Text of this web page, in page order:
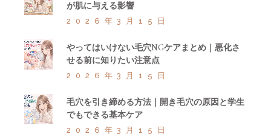
が肌に与える影響
2026年3月15日
やってはいけない毛穴NGケアまとめ｜悪化さ
せる前に知りたい注意点
2026年3月15日
毛穴を引き締める方法｜開き毛穴の原因と学生
でもできる基本ケア
2026年3月15日